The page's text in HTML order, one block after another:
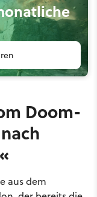
Doom-
aus dem